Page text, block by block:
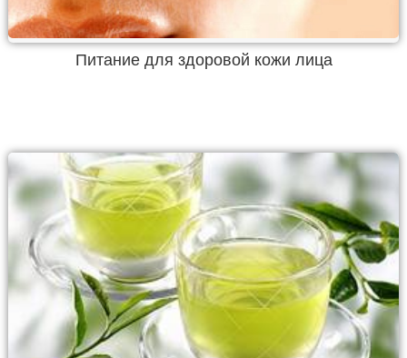
Питание для здоровой кожи лица